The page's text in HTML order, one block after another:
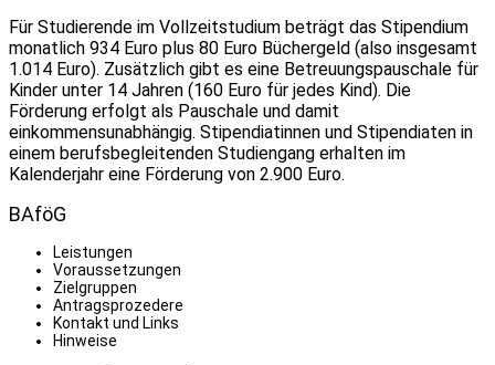
Für Studierende im Vollzeitstudium beträgt das Stipendium
monatlich 934 Euro plus 80 Euro Büchergeld (also insgesamt
1.014 Euro). Zusätzlich gibt es eine Betreuungspauschale für
Kinder unter 14 Jahren (160 Euro für jedes Kind). Die
Förderung erfolgt als Pauschale und damit
einkommensunabhängig. Stipendiatinnen und Stipendiaten in
einem berufsbegleitenden Studiengang erhalten im
Kalenderjahr eine Förderung von 2.900 Euro.
BAföG
Leistungen
Voraussetzungen
Zielgruppen
Antragsprozedere
Kontakt und Links
Hinweise